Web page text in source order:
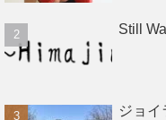
Still
ジョ